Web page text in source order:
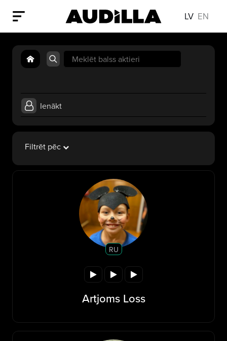
LV EN
Search
for:
Ienākt
Filtrēt pēc
RU
Artjoms Loss